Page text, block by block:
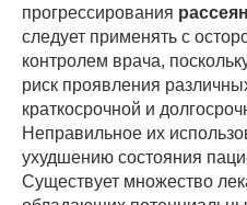
прогрессирования
следует применять с
контролем врача,
риск проявления
краткосрочной и
Неправильное их
ухудшению состояния
Существует множество